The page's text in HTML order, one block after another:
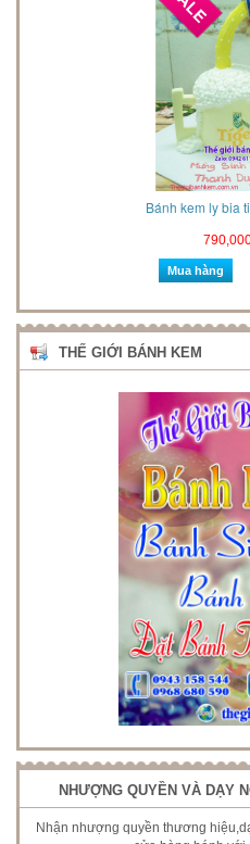
Bánh kem ly bia
Mua hàng
THẾ GIỚI BÁNH KEM
NHƯỢNG QUYỀN VÀ DẠY
Nhận nhượng quyền thương